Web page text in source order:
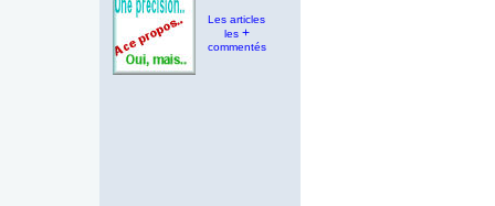
Les articles
les +
commentés